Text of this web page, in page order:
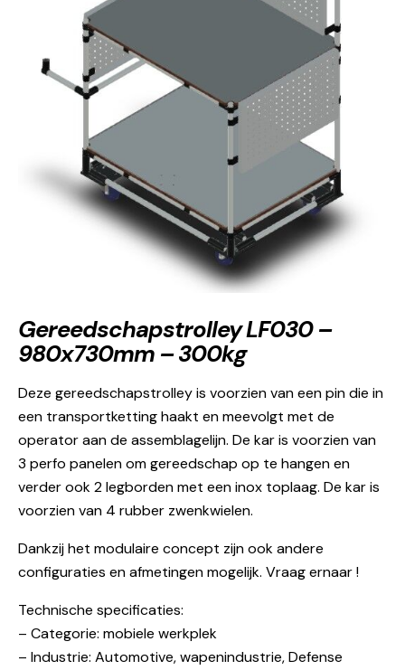
Gereedschapstrolley LF030 –
980x730mm – 300kg
Deze gereedschapstrolley is voorzien van een pin die in
een transportketting haakt en meevolgt met de
operator aan de assemblagelijn. De kar is voorzien van
3 perfo panelen om gereedschap op te hangen en
verder ook 2 legborden met een inox toplaag. De kar is
voorzien van 4 rubber zwenkwielen.
Dankzij het modulaire concept zijn ook andere
configuraties en afmetingen mogelijk. Vraag ernaar !
Technische specificaties:
– Categorie: mobiele werkplek
– Industrie: Automotive, wapenindustrie, Defense